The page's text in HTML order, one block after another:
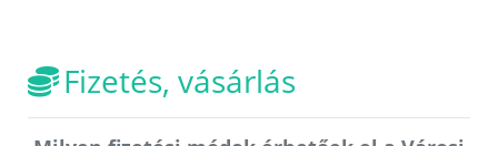
Fizetés, vásárlás